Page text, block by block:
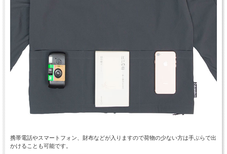
携帯電話やスマートフォン、財布などが入りますので荷物の少ない方は手ぶらで出
かけることも可能です。